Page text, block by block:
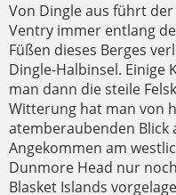
Von Dingle aus führt
Ventry immer entlang
Füßen dieses Berges
Dingle-Halbinsel.
man dann die steile
Witterung hat man von
atemberaubenden Blick
Angekommen am
Dunmore Head nur
Blasket Islands